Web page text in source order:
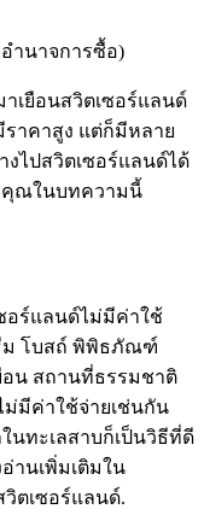
ำนาจการซื้อ)
เยือนสวิตเซอร์แลนด์
ราคาสูง แต่ก็มีหลาย
ไปสวิตเซอร์แลนด์ได้
คุณในบทความนี้
อร์แลนด์ไม่มีค่าใช้
ม โบสถ์ พิพิธภัณฑ์
อน สถานที่ธรรมชาติ
ม่มีค่าใช้จ่ายเช่นกัน
นทะเลสาบก็เป็นวิธีที่ดี
านเพิ่มเติมใน
วิตเซอร์แลนด์.